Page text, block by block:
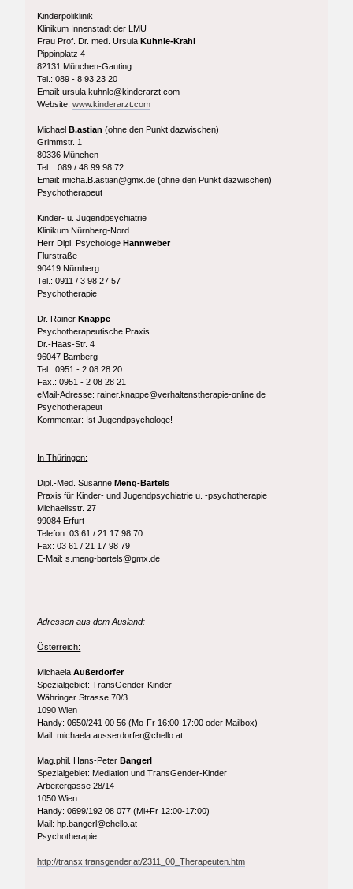
Kinderpoliklinik
Klinikum Innenstadt der LMU
Frau Prof. Dr. med. UrsulaKuhnle-Krahl
Pippinplatz 4
82131 München-Gauting
Tel.: 089 - 8 93 23 20
Email: ursula.kuhnle@kinderarzt.com
Website:www.kinderarzt.com
MichaelB.astian (ohne den Punkt dazwischen)
Grimmstr. 1
80336 München
Tel.: 089 / 48 99 98 72
Email: micha.B.astian@gmx.de (ohne den Punkt dazwischen)
Psychotherapeut
Kinder- u. Jugendpsychiatrie
Klinikum Nürnberg-Nord
Herr Dipl. PsychologeHannweber
Flurstraße
90419 Nürnberg
Tel.: 0911 / 3 98 27 57
Psychotherapie
Dr. RainerKnappe
Psychotherapeutische Praxis
Dr.-Haas-Str. 4
96047 Bamberg
Tel.: 0951 - 2 08 28 20
Fax.: 0951 - 2 08 28 21
eMail-Adresse: rainer.knappe@verhaltenstherapie-online.de
Psychotherapeut
Kommentar: Ist Jugendpsychologe!
In Thüringen:
Dipl.-Med. SusanneMeng-Bartels
Praxis für Kinder- und Jugendpsychiatrie u. -psychotherapie
Michaelisstr. 27
99084 Erfurt
Telefon: 03 61 / 21 17 98 70
Fax: 03 61 / 21 17 98 79
E-Mail: s.meng-bartels@gmx.de
Adressen aus dem Ausland:
Österreich:
MichaelaAußerdorfer
Spezialgebiet: TransGender-Kinder
Währinger Strasse 70/3
1090 Wien
Handy: 0650/241 00 56 (Mo-Fr 16:00-17:00 oder Mailbox)
Mail: michaela.ausserdorfer@chello.at
Mag.phil. Hans-PeterBangerl
Spezialgebiet: Mediation und TransGender-Kinder
Arbeitergasse 28/14
1050 Wien
Handy: 0699/192 08 077 (Mi+Fr 12:00-17:00)
Mail: hp.bangerl@chello.at
Psychotherapie
http://transx.transgender.at/2311_00_Therapeuten.htm